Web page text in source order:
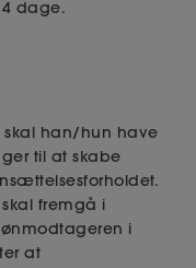
dage.
han/hun have
til at skabe
fremgå i
i
at